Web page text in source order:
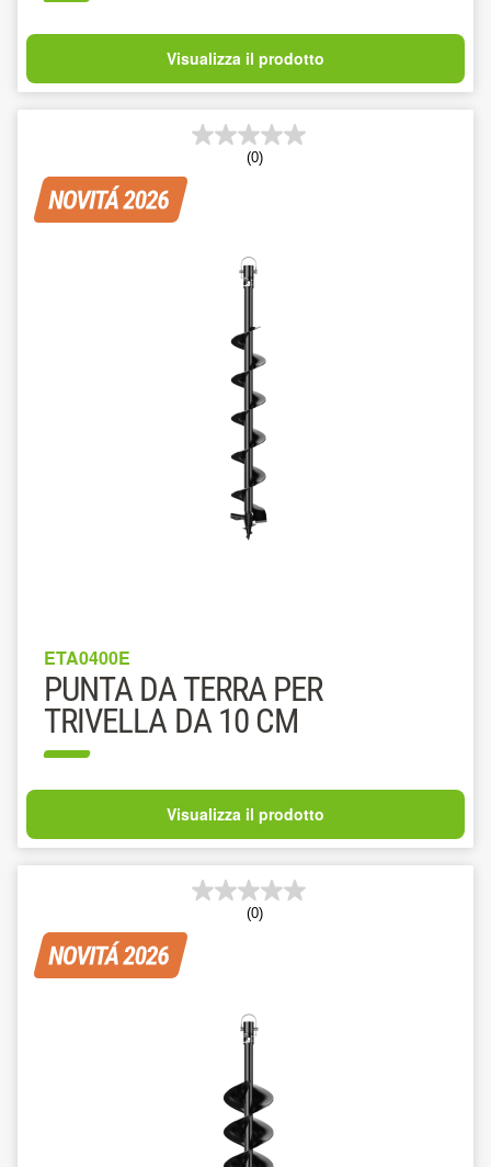
Visualizza il prodotto
(0)
ETA0400E
PUNTA DA TERRA PER
TRIVELLA DA 10 CM
Visualizza il prodotto
(0)